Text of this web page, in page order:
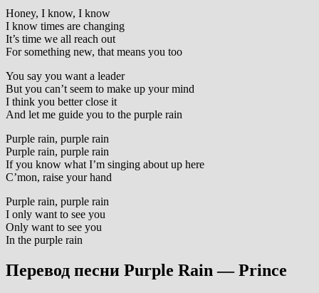
Honey, I know, I know
I know times are changing
It’s time we all reach out
For something new, that means you too
You say you want a leader
But you can’t seem to make up your mind
I think you better close it
And let me guide you to the purple rain
Purple rain, purple rain
Purple rain, purple rain
If you know what I’m singing about up here
C’mon, raise your hand
Purple rain, purple rain
I only want to see you
Only want to see you
In the purple rain
Перевод песни Purple Rain — Prince